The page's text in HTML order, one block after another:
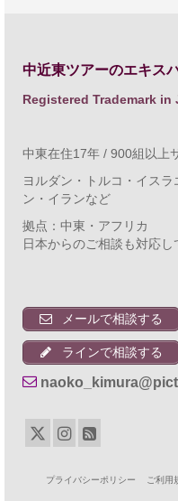
中近東ツアーのエキス
Registered Trademark in
中東在住17年 / 900組以上
ヨルダン・トルコ・イス
ン・イランなど
拠点：中東・アフリカ
日本からのご相談も対応し
メールで相談する
ラインで相談する
プライバシーポリシー ご利用